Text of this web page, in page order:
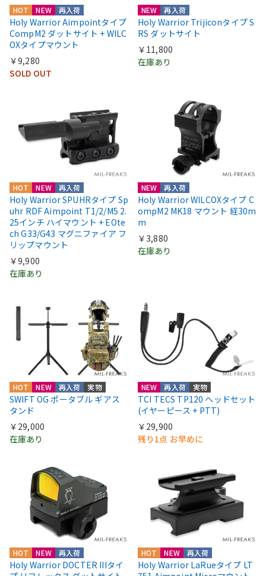
HOT NEW 再入荷
Holy Warrior Aimpointタイプ
CompM2 ダットサイト + WILC
OXタイプマウント
￥9,280
SOLD OUT
NEW 再入荷
Holy Warrior Trijiconタイプ S
RS ダットサイト
￥11,800
在庫あり
HOT NEW 再入荷
Holy Warrior SPUHRタイプ Sp
uhr RDF Aimpoint T1/2/M5 2.
25インチ ハイマウント + EOte
ch G33/G43 マグニファイア フ
リップマウント
￥9,900
在庫あり
NEW 再入荷
Holy Warrior WILCOXタイプ C
ompM2 MK18 マウント 経30m
m
￥3,880
在庫あり
HOT NEW 再入荷 実物
SWIFT OG ポータブル ギアス
タンド
￥29,000
在庫あり
NEW 再入荷 実物
TCI TECS TP120 ヘッドセット
(イヤーピース + PTT)
￥29,900
残り1点 お早めに
HOT NEW 再入荷
Holy Warrior DOCTER IIIタイ
HOT NEW 再入荷
Holy Warrior LaRueタイプ LT